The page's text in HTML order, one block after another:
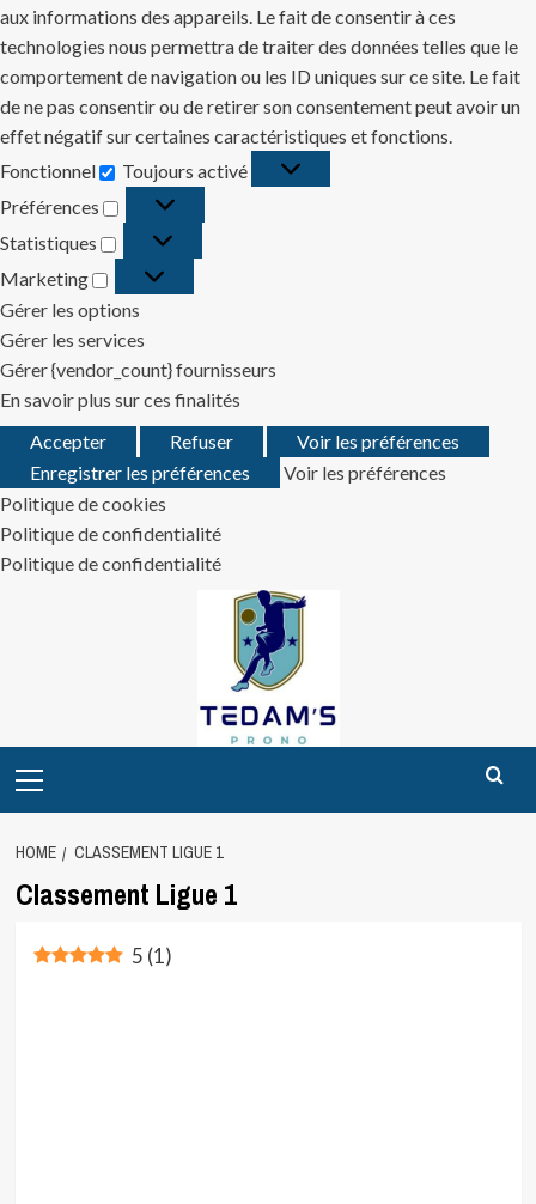
aux informations des appareils. Le fait de consentir à ces
technologies nous permettra de traiter des données telles que le
comportement de navigation ou les ID uniques sur ce site. Le fait
de ne pas consentir ou de retirer son consentement peut avoir un
effet négatif sur certaines caractéristiques et fonctions.
Fonctionnel
Fonctionnel
Toujours activé
Préférences
Préférences
Statistiques
Statistiques
Marketing
Marketing
Gérer les options
Gérer les services
Gérer {vendor_count} fournisseurs
En savoir plus sur ces finalités
Accepter
Refuser
Voir les préférences
Enregistrer les préférences
Voir les préférences
Politique de cookies
Politique de confidentialité
Politique de confidentialité
Menu
HOME CLASSEMENT LIGUE 1
Classement Ligue 1
5 (1)